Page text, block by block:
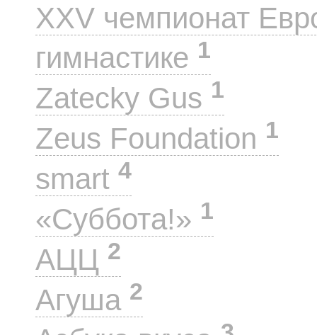
XXV чемпионат
гимнастике 1
Zatecky Gus 1
Zeus Foundation 1
smart 4
«Суббота!» 1
АЦЦ 2
Агуша 2